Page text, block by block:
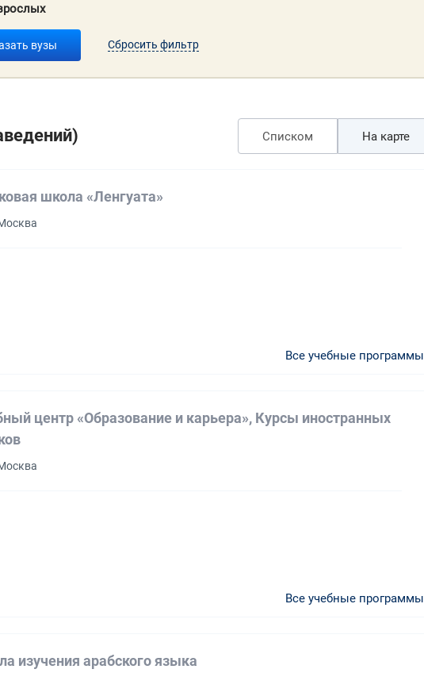
вузы Сбросить фильтр
Списком На карте
школа «Ленгуата»
Все учебные программы
центр «Образование и карьера», Курсы иностранных
Все учебные программы
изучения арабского языка